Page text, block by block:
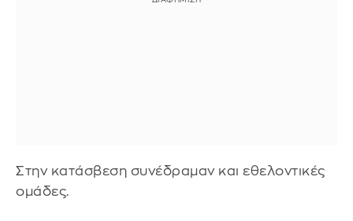
Στην κατάσβεση συνέδραμαν και εθελοντικές
ομάδες.